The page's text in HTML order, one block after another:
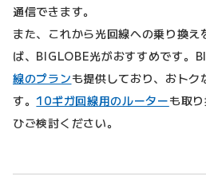
通信できます。
また、これから光回線への乗り換
ば、BIGLOBE光がおすすめです。
線のプランも提供しており、おトク
す。 10ギガ回線用のルーターも取
ひご検討ください。